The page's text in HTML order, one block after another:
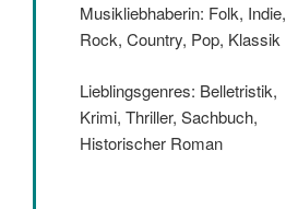
Musikliebhaberin: Folk, Indie,
Rock, Country, Pop, Klassik
Lieblingsgenres: Belletristik,
Krimi, Thriller, Sachbuch,
Historischer Roman